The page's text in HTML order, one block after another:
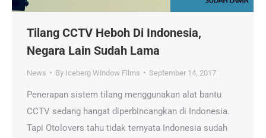
Tilang CCTV Heboh Di Indonesia,
Negara Lain Sudah Lama
News By Iceberg Window Films September 14, 2017
Penerapan sistem tilang menggunakan alat bantu
CCTV sedang hangat diperbincangkan di Indonesia.
Tapi Otolovers tahu tidak ternyata Indonesia sudah